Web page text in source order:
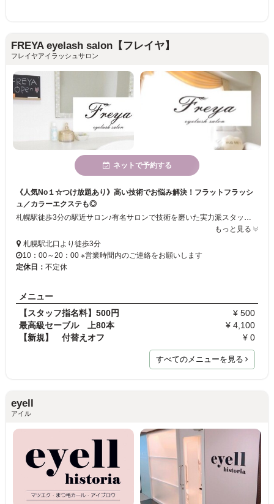
FREYA eyelash salon【フレイヤ】
フレイヤアイラッシュサロン
ネットで予約する
《人気No１☆つけ放題あり》高い技術でお悩み解決！フラットフラッシ
ュ／カラーエクステも◎
札幌駅徒歩3分の駅近サロン♪有名サロンで技術を磨いた実力派スタッフ在籍☆彡品質にこだわった素材と高い技術が大人気！！スピーディーなのに長持ちする丁寧な仕上がりも魅力◎軽い付け心地で話題の『フラットフラッシュ』も導入！カラーエクステやつけ放題などメニューも豊富に揃えています◇お客様のお悩みや理想に合わせて、素敵なデザインをご提案します！
もっと見る
札幌駅北口より徒歩3分
10：00～20：00 ※営業時間内のご連絡をお願いします
定休日： 不定休
メニュー
【スタッフ指名料】500円
¥ 500
最高級セーブル 上80本
¥ 4,100
【新規】 付替えオフ
¥ 0
すべてのメニューを見る
eyell
アイル